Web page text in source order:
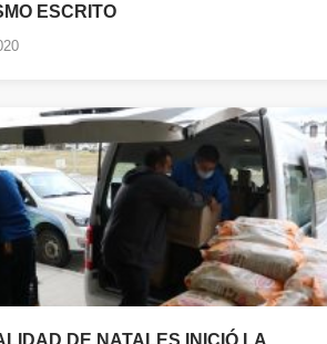
ESCRITO
DE NATALES INICIÓ LA